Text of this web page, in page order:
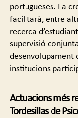
portugueses. La
facilitarà, entre
recerca
supervisió
desenvolupament
institucions
Actuacions més
Tordesillas de